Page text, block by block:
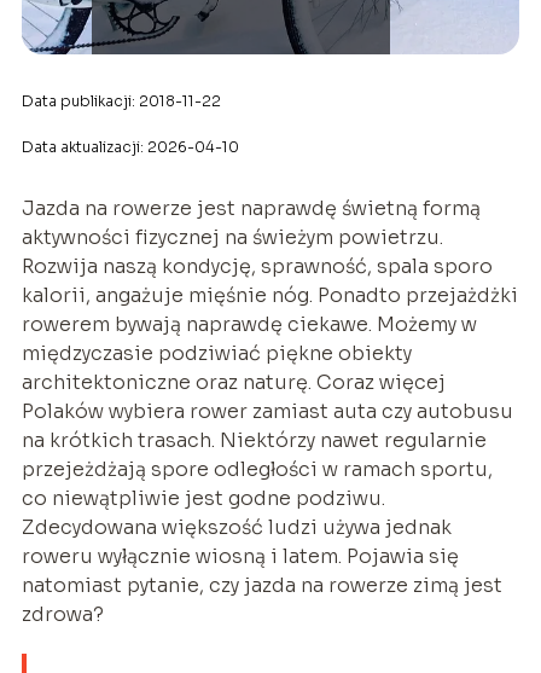
Data publikacji: 2018-11-22
Data aktualizacji: 2026-04-10
Jazda na rowerze jest naprawdę świetną formą
aktywności fizycznej na świeżym powietrzu.
Rozwija naszą kondycję, sprawność, spala sporo
kalorii, angażuje mięśnie nóg. Ponadto przejażdżki
rowerem bywają naprawdę ciekawe. Możemy w
międzyczasie podziwiać piękne obiekty
architektoniczne oraz naturę. Coraz więcej
Polaków wybiera rower zamiast auta czy autobusu
na krótkich trasach. Niektórzy nawet regularnie
przejeżdżają spore odległości w ramach sportu,
co niewątpliwie jest godne podziwu.
Zdecydowana większość ludzi używa jednak
roweru wyłącznie wiosną i latem. Pojawia się
natomiast pytanie, czy jazda na rowerze zimą jest
zdrowa?